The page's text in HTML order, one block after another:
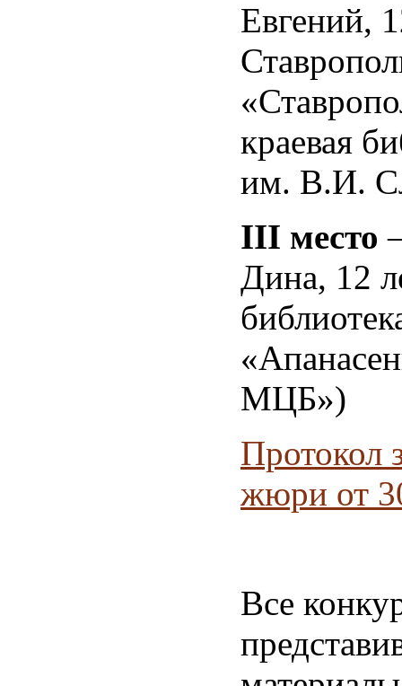
Евгений,
краевая
им. В.И.
III место
Дина, 12
МЦБ»)
Протокол
жюри от
Все